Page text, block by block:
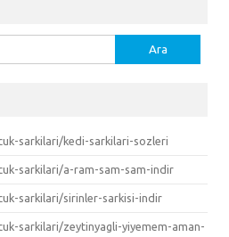
sarkilari/kedi-sarkilari-sozleri
sarkilari/a-ram-sam-sam-indir
sarkilari/sirinler-sarkisi-indir
sarkilari/zeytinyagli-yiyemem-aman-